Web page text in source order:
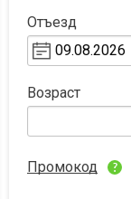
Отъезд
Возраст
Промокод